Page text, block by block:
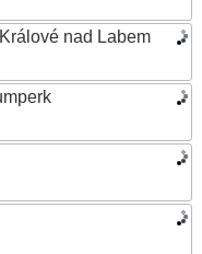
nad Labem